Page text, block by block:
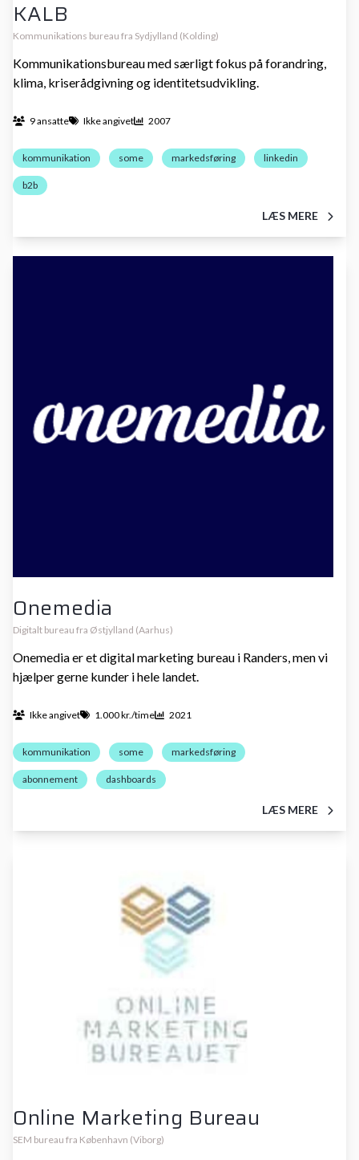
KALB
Kommunikations bureau fra Sydjylland (Kolding)
Kommunikationsbureau med særligt fokus på forandring,
klima, kriserådgivning og identitetsudvikling.
9 ansatte Ikke angivet 2007
kommunikation some markedsføring linkedin
b2b
LÆS MERE
Onemedia
Digitalt bureau fra Østjylland (Aarhus)
Onemedia er et digital marketing bureau i Randers, men vi
hjælper gerne kunder i hele landet.
Ikke angivet 1.000 kr./time 2021
kommunikation some markedsføring
abonnement dashboards
LÆS MERE
Online Marketing Bureau
SEM bureau fra København (Viborg)